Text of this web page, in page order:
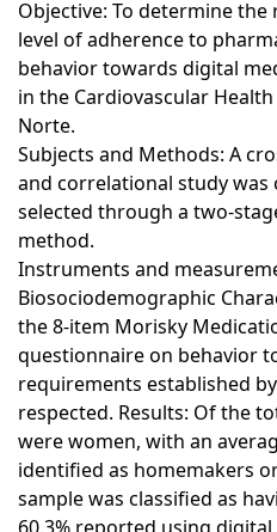
Objective: To determine
level of adherence to
behavior towards digital
in the Cardiovascular
Norte.
Subjects and Methods: A
and correlational study was
selected through a two-
method.
Instruments and
Biosociodemographic
the 8-item Morisky
questionnaire on behavior
requirements established
respected. Results: Of the
were women, with an
identified as homemakers
sample was classified as